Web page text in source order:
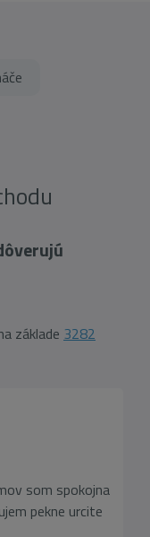
základe 3282
som spokojna
pekne urcite